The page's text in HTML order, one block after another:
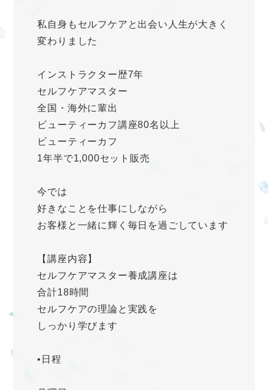
私自身もセルフケアと出会い人生が大きく
変わりました
インストラクター歴7年
セルフケアマスター
全国・海外に輩出
ビューティーカフ講座80名以上
ビューティーカフ
1年半で1,000セット販売
今では
好きなことを仕事にしながら
お客様と一緒に輝く毎日を過ごしています
【講座内容】
セルフケアマスター養成講座は
合計18時間
セルフケアの理論と実践を
しっかり学びます
•日程